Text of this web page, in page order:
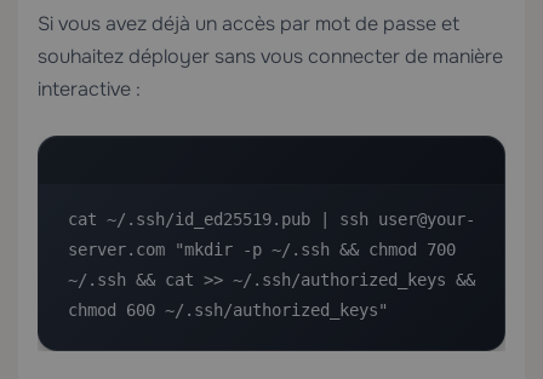
Si vous avez déjà un accès par mot de passe et
souhaitez déployer sans vous connecter de manière
interactive :
cat ~/.ssh/id_ed25519.pub | ssh user@your-
server.com "mkdir -p ~/.ssh && chmod 700
~/.ssh && cat >> ~/.ssh/authorized_keys &&
chmod 600 ~/.ssh/authorized_keys"